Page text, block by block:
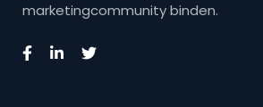
marketingcommunity binden.